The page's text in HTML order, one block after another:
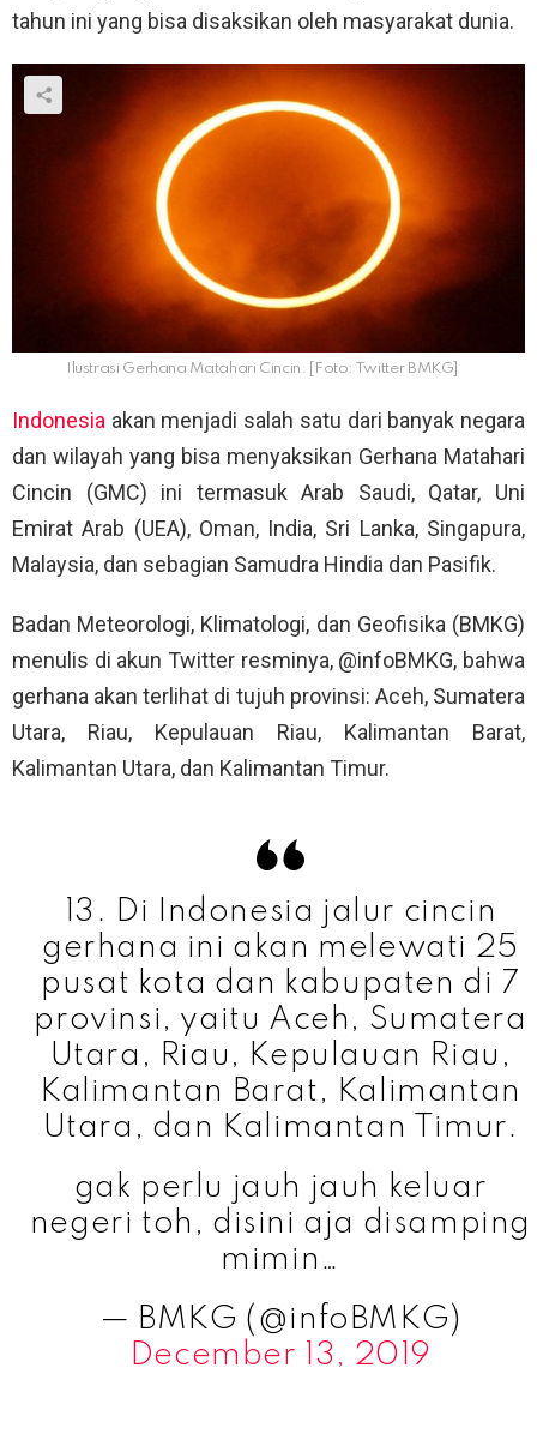
tahun ini yang bisa disaksikan oleh masyarakat dunia.
Ilustrasi Gerhana Matahari Cincin. [Foto: Twitter BMKG]
Indonesia akan menjadi salah satu dari banyak negara
dan wilayah yang bisa menyaksikan Gerhana Matahari
Cincin (GMC) ini termasuk Arab Saudi, Qatar, Uni
Emirat Arab (UEA), Oman, India, Sri Lanka, Singapura,
Malaysia, dan sebagian Samudra Hindia dan Pasifik.
Badan Meteorologi, Klimatologi, dan Geofisika (BMKG)
menulis di akun Twitter resminya, @infoBMKG, bahwa
gerhana akan terlihat di tujuh provinsi: Aceh, Sumatera
Utara, Riau, Kepulauan Riau, Kalimantan Barat,
Kalimantan Utara, dan Kalimantan Timur.
13. Di Indonesia jalur cincin
gerhana ini akan melewati 25
pusat kota dan kabupaten di 7
provinsi, yaitu Aceh, Sumatera
Utara, Riau, Kepulauan Riau,
Kalimantan Barat, Kalimantan
Utara, dan Kalimantan Timur.
gak perlu jauh jauh keluar
negeri toh, disini aja disamping
mimin…
— BMKG (@infoBMKG)
December 13, 2019